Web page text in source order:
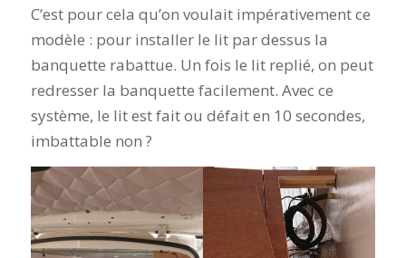
C’est pour cela qu’on voulait impérativement ce
modèle : pour installer le lit par dessus la
banquette rabattue. Un fois le lit replié, on peut
redresser la banquette facilement. Avec ce
système, le lit est fait ou défait en 10 secondes,
imbattable non ?